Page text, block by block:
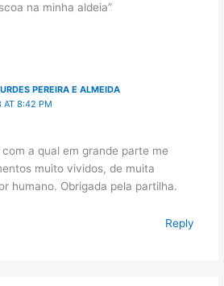
na minha aldeia”
PEREIRA E ALMEIDA
AT 8:42 PM
a qual em grande parte me
muito vividos, de muita
humano. Obrigada pela partilha.
Reply